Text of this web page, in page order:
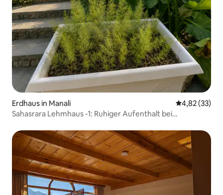
Erdhaus in Manali
4,82 (33)
Sahasrara Lehmhaus -1: Ruhiger Aufenthalt bei